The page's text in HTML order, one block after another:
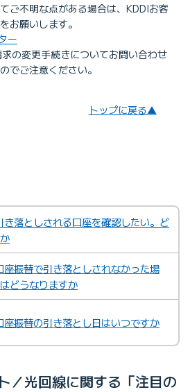
ご不明な点がある場合は、KDDIお客
お願いします。
ー
の変更手続きについてお問い合わせ
でご注意ください。
トップに戻る▲
落としされる口座を確認したい。ど
振替で引き落としされなかった場
どうなりますか
振替の引き落とし日はいつですか
／光回線に関する「注目の